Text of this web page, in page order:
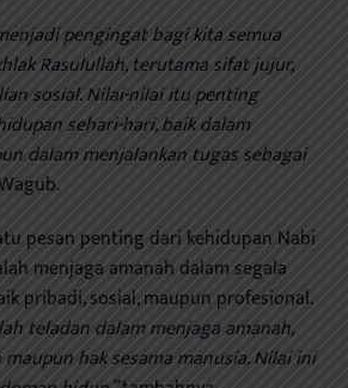
pengingat bagi kita semua
Rasulullah, terutama sifat jujur,
sosial. Nilai-nilai itu penting
sehari-hari, baik dalam
dalam menjalankan tugas sebagai
pesan penting dari kehidupan Nabi
menjaga amanah dalam segala
pribadi, sosial, maupun profesional.
teladan dalam menjaga amanah,
hak sesama manusia. Nilai ini